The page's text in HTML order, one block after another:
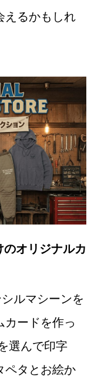
えるかもしれ
オリジナルカ
ルマシーンを
カードを作っ
選んで印字
ペタとお絵か